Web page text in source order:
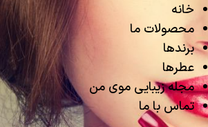
خانه
محصولات ما
برندها
عطرها
مجله زیبایی موی من
تماس با ما